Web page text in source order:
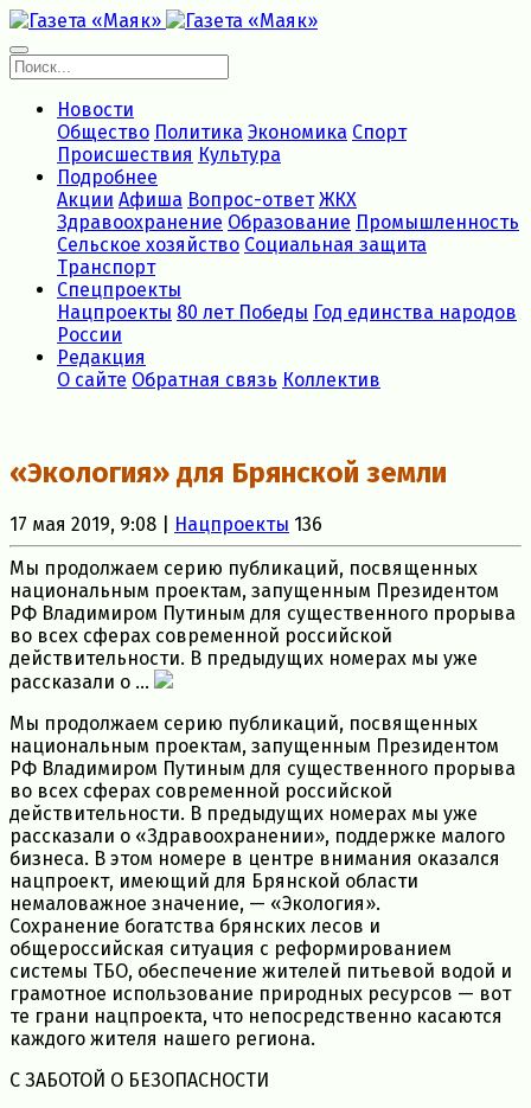
Новости
Общество Политика Экономика Спорт
Происшествия Культура
Подробнее
Акции Афиша Вопрос-ответ ЖКХ
Здравоохранение Образование Промышленность
Сельское хозяйство Социальная защита
Транспорт
Спецпроекты
Нацпроекты 80 лет Победы Год единства народов
России
Редакция
О сайте Обратная связь Коллектив
«Экология» для Брянской земли
17 мая 2019, 9:08 | Нацпроекты 136
Мы продолжаем серию публикаций, посвященных
национальным проектам, запущенным Президентом
РФ Владимиром Путиным для существенного прорыва
во всех сферах современной российской
действительности. В предыдущих номерах мы уже
рассказали о ...
Мы продолжаем серию публикаций, посвященных
национальным проектам, запущенным Президентом
РФ Владимиром Путиным для существенного прорыва
во всех сферах современной российской
действительности. В предыдущих номерах мы уже
рассказали о «Здравоохранении», поддержке малого
бизнеса. В этом номере в центре внимания оказался
нацпроект, имеющий для Брянской области
немаловажное значение, — «Экология».
Сохранение богатства брянских лесов и
общероссийская ситуация с реформированием
системы ТБО, обеспечение жителей питьевой водой и
грамотное использование природных ресурсов — вот
те грани нацпроекта, что непосредственно касаются
каждого жителя нашего региона.
С ЗАБОТОЙ О БЕЗОПАСНОСТИ